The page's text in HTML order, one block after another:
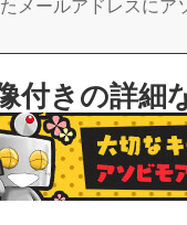
メールアドレスに
付きの詳細